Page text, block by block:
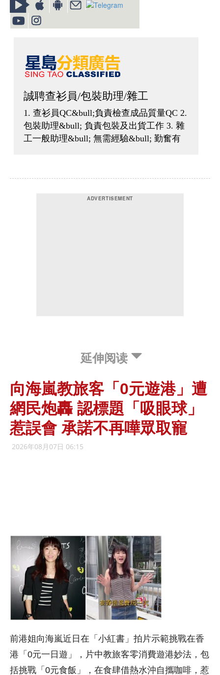
延伸阅读
向海嵐教旅客「0元遊港」遭
網民炮轟 認標題「吸眼球」
惹誤會 承諾不再嘩眾取寵
2026年08月07日 06:15
前港姐向海嵐近日在「小紅書」拍片示範挑戰在香
港「0元一日遊」，片中教旅客零消費遊港妙法，包
括挑戰「0元食飯」，在食肆借熱水沖自攜咖啡，惹